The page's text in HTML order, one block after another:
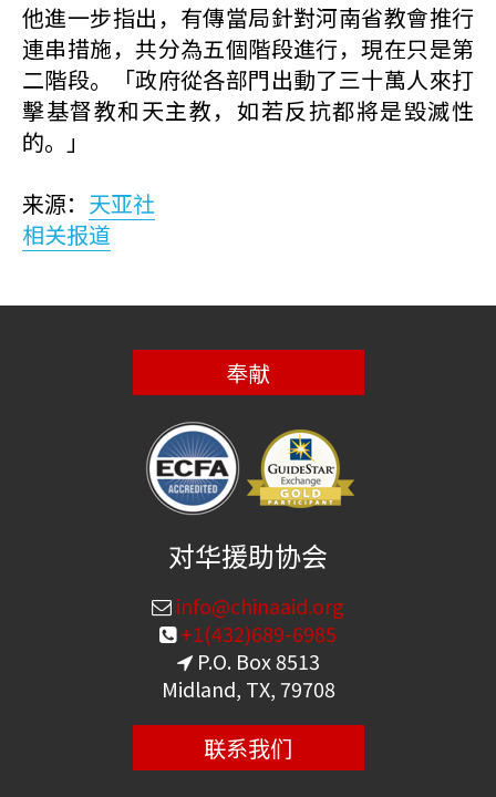
他進一步指出，有傳當局針對河南省教會推行
連串措施，共分為五個階段進行，現在只是第
二階段。「政府從各部門出動了三十萬人來打
擊基督教和天主教，如若反抗都將是毀滅性
的。」
来源： 天亚社
相关报道
奉献
对华援助协会
info@chinaaid.org
+1(432)689-6985
P.O. Box 8513
Midland, TX, 79708
联系我们